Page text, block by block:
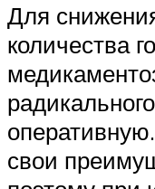
Для
количества
свои